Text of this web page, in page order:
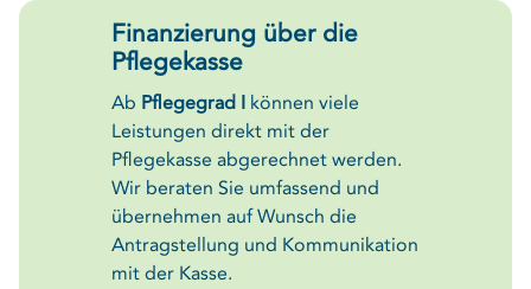
Finanzierung über die
Pflegekasse
Ab Pflegegrad I können viele
Leistungen direkt mit der
Pflegekasse abgerechnet werden.
Wir beraten Sie umfassend und
übernehmen auf Wunsch die
Antragstellung und Kommunikation
mit der Kasse.